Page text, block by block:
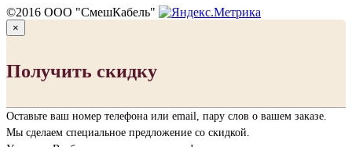
©2016 ООО "СмешКабель"
×
Получить скидку
Оставьте ваш номер телефона или email, пару слов о вашем заказе.
Мы сделаем специальное предложение со скидкой.